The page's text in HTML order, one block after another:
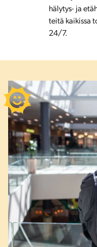
hälytys- ja
teitä kaikissa
24/7.